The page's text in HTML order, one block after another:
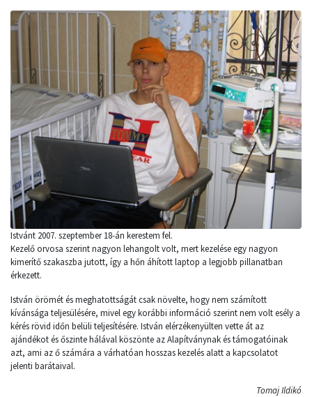
Istvánt 2007. szeptember 18-án kerestem fel.
Kezelő orvosa szerint nagyon lehangolt volt, mert kezelése egy nagyon
kimerítő szakaszba jutott, így a hőn áhított laptop a legjobb pillanatban
érkezett.
István örömét és meghatottságát csak növelte, hogy nem számított
kívánsága teljesülésére, mivel egy korábbi információ szerint nem volt esély a
kérés rövid időn belüli teljesítésére. István elérzékenyülten vette át az
ajándékot és őszinte hálával köszönte az Alapítványnak és támogatóinak
azt, ami az ő számára a várhatóan hosszas kezelés alatt a kapcsolatot
jelenti barátaival.
Tomaj Ildikó